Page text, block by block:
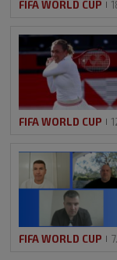
FIFA WORLD CUP
FIFA WORLD CUP
FIFA WORLD CUP